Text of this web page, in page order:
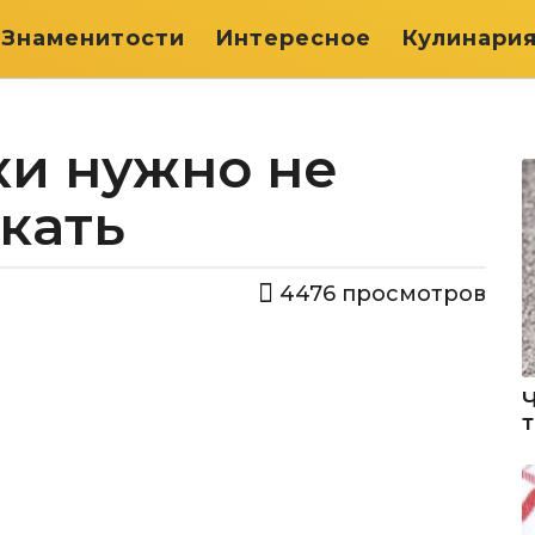
Знаменитости Интересное
нужно не
4476 просмотров